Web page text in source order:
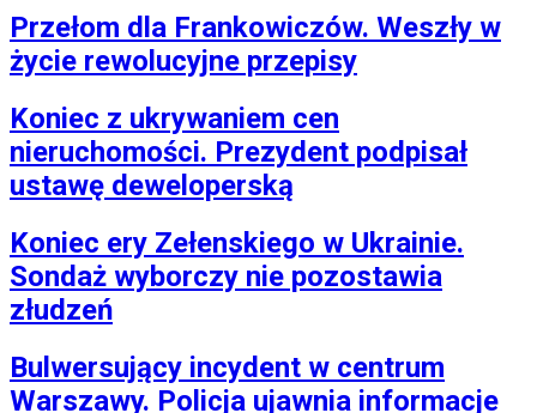
Przełom dla Frankowiczów. Weszły w
życie rewolucyjne przepisy
Koniec z ukrywaniem cen
nieruchomości. Prezydent podpisał
ustawę deweloperską
Koniec ery Zełenskiego w Ukrainie.
Sondaż wyborczy nie pozostawia
złudzeń
Bulwersujący incydent w centrum
Warszawy. Policja ujawnia informacje